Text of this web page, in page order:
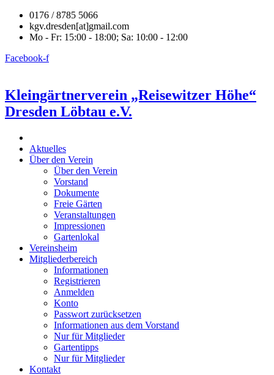
0176 / 8785 5066
kgv.dresden[at]gmail.com
Mo - Fr: 15:00 - 18:00; Sa: 10:00 - 12:00
Facebook-f
Kleingärtnerverein „Reisewitzer Höhe“
Dresden Löbtau e.V.
Aktuelles
Über den Verein
Über den Verein
Vorstand
Dokumente
Freie Gärten
Veranstaltungen
Impressionen
Gartenlokal
Vereinsheim
Mitgliederbereich
Informationen
Registrieren
Anmelden
Konto
Passwort zurücksetzen
Informationen aus dem Vorstand
Nur für Mitglieder
Gartentipps
Nur für Mitglieder
Kontakt